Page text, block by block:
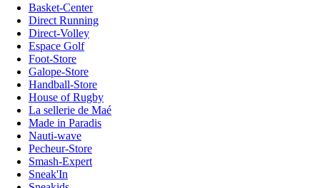
Basket-Center
Direct Running
Direct-Volley
Espace Golf
Foot-Store
Galope-Store
Handball-Store
House of Rugby
La sellerie de Maé
Made in Paradis
Nauti-wave
Pecheur-Store
Smash-Expert
Sneak'In